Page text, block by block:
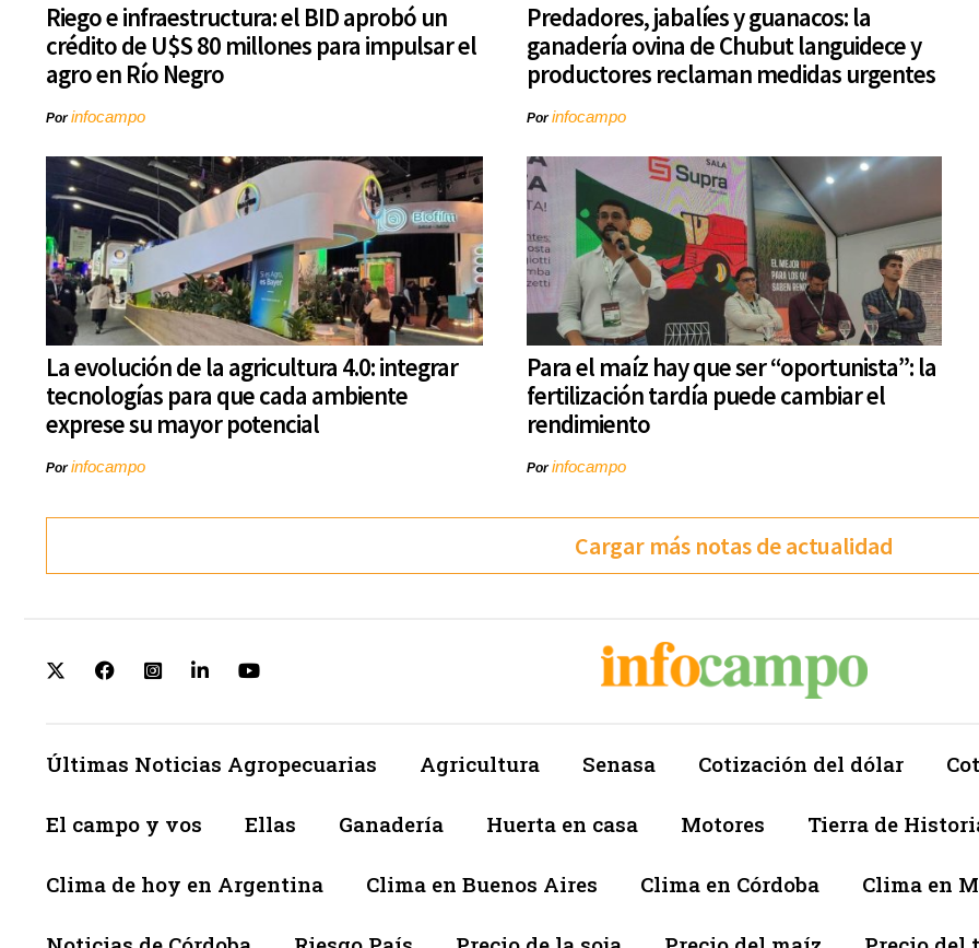
Riego e infraestructura: el BID aprobó un
crédito de U$S 80 millones para impulsar el
agro en Río Negro
Porinfocampo
Predadores, jabalíes y guanacos: la
ganadería ovina de Chubut languidece y
productores reclaman medidas urgentes
Porinfocampo
La evolución de la agricultura 4.0: integrar
tecnologías para que cada ambiente
exprese su mayor potencial
Porinfocampo
Para el maíz hay que ser “oportunista”: la
fertilización tardía puede cambiar el
rendimiento
Porinfocampo
Cargar más notas de actualidad
Últimas Noticias Agropecuarias Agricultura Senasa Cotización del dólar
El campo y vos Ellas Ganadería Huerta en casa Motores Tierra de
Clima de hoy en Argentina Clima en Buenos Aires Clima en Córdoba Clima en